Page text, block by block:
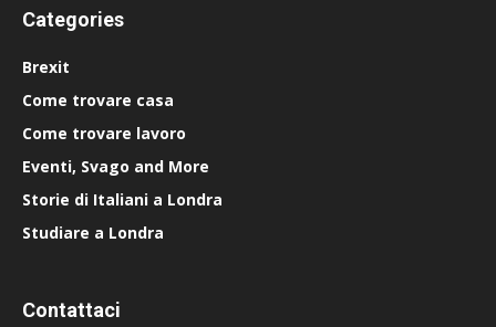
Categories
Brexit
Come trovare casa
Come trovare lavoro
Eventi, Svago and More
Storie di Italiani a Londra
Studiare a Londra
Contattaci